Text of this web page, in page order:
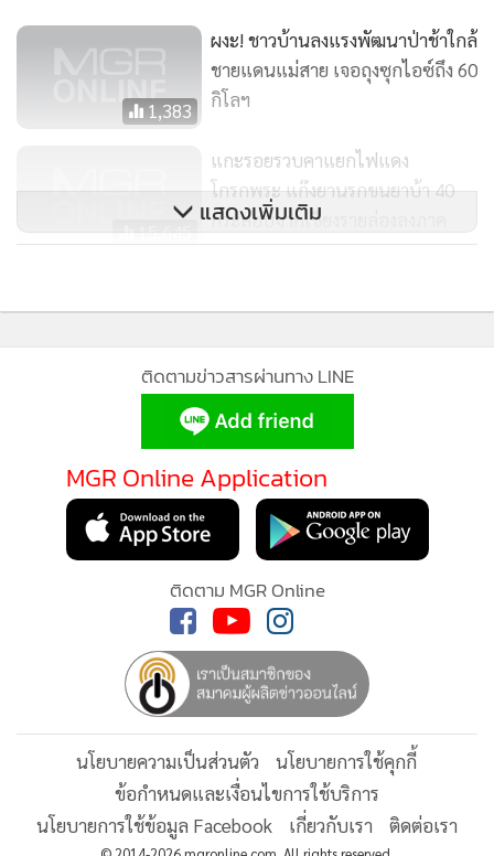
นายประจญกล่าวว่า เชียงรายมีแนวทางทำงานร่วมระหว่าง
พลเรือน ตำรวจ และทหาร โดยฝ่ายทหารดูแลพื้นที่ชายแดน
ตำรวจดูแลพื้นที่ชั้นในเข้ามา ส่วนฝ่ายปกครองจะดูแลทุกตำบล
และหมู่บ้าน ซึ่งได้มีการตั้งชุดรักษาความปลอดภัยหมู่บ้าน
(ชรบ.) เพื่อคอยตั้งเวรยามสกัดกั้นหมู่บ้านละ 15-25 คน เพราะ
จะให้เจ้าหน้าที่ดูแลฝ่ายเดียวคงไม่ได้เนื่องจากชายแดน
ทบทวนการปฏิบัติงานของ ชรบ.ในพื้นที่ชายแดน 7 อำเภอ คือ
จำนวน 120 หมู่บ้าน ภายใน 1-2 เดือนนี้ทั้งในเรื่องยาเสพติด โค
วิด-19 ฯลฯ ต่อไป
1,383
ผงะ! ชาวบ้านลงแรงพัฒนาป่าช้าใกล้
ชายแดนแม่สาย เจอถุงซุกไอซ์ถึง 60
กิโลฯ
15,645
แกะรอยรวบคาแยกไฟแดง
โกรกพระ แก๊งยานรกขนยาบ้า 40
กระสอบจากเชียงรายล่องลงภาค
กลาง
655
แสดงเพิ่มเติม
ติดตามข่าวสารผ่านทาง LINE
MGR Online Application
ติดตาม MGR Online
นโยบายความเป็นส่วนตัว
นโยบายการใช้คุกกี้
ข้อกำหนดและเงื่อนไขการใช้บริการ
นโยบายการใช้ข้อมูล Facebook
เกี่ยวกับเรา ติดต่อเรา